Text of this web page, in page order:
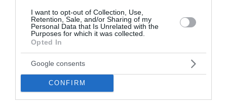
I want to opt-out of Collection, Use,
Retention, Sale, and/or Sharing of my
Personal Data that Is Unrelated with the
Purposes for which it was collected.
Opted In
Google consents
CONFIRM